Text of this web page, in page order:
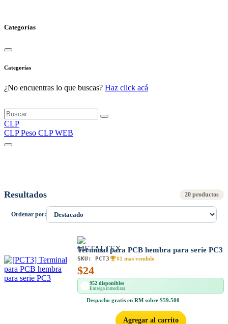
Categorías
Categorías
¿No encuentras lo que buscas? Haz click acá
CLP
CLP Peso CLP WEB
Resultados 20 productos
Ordenar por:
Terminal para PCB hembra para serie PC3
SKU: PCT3 #1 mas vendido
$24
952 disponibles
Entrega inmediata
Despacho gratis en RM sobre $59.500
Agregar al carrito